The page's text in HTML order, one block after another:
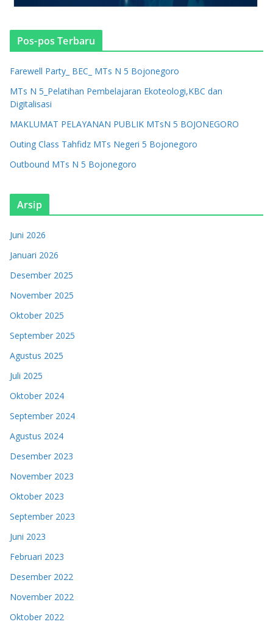
Pos-pos Terbaru
Farewell Party_ BEC_ MTs N 5 Bojonegoro
MTs N 5_Pelatihan Pembelajaran Ekoteologi,KBC dan
Digitalisasi
MAKLUMAT PELAYANAN PUBLIK MTsN 5 BOJONEGORO
Outing Class Tahfidz MTs Negeri 5 Bojonegoro
Outbound MTs N 5 Bojonegoro
Arsip
Juni 2026
Januari 2026
Desember 2025
November 2025
Oktober 2025
September 2025
Agustus 2025
Juli 2025
Oktober 2024
September 2024
Agustus 2024
Desember 2023
November 2023
Oktober 2023
September 2023
Juni 2023
Februari 2023
Desember 2022
November 2022
Oktober 2022